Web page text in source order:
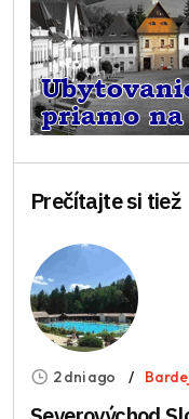
Prečítajte si tiež
2 dni ago